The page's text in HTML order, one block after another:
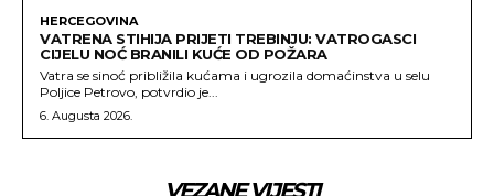
HERCEGOVINA
VATRENA STIHIJA PRIJETI TREBINJU: VATROGASCI
CIJELU NOĆ BRANILI KUĆE OD POŽARA
Vatra se sinoć približila kućama i ugrozila domaćinstva u selu
Poljice Petrovo, potvrdio je...
6. Augusta 2026.
VEZANE VIJESTI